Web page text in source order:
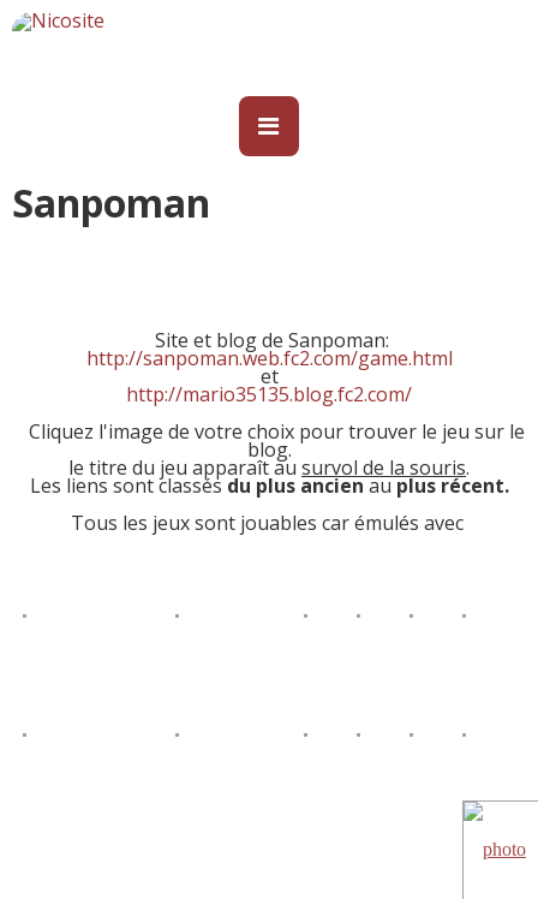
Sanpoman
Site et blog de Sanpoman:
http://sanpoman.web.fc2.com/game.html
et
http://mario35135.blog.fc2.com/
Cliquez l'image de votre choix pour trouver le jeu sur le
blog.
le titre du jeu apparaît au survol de la souris.
Les liens sont classés du plus ancienauplus récent.
Tous les jeux sont jouables car émulés avec